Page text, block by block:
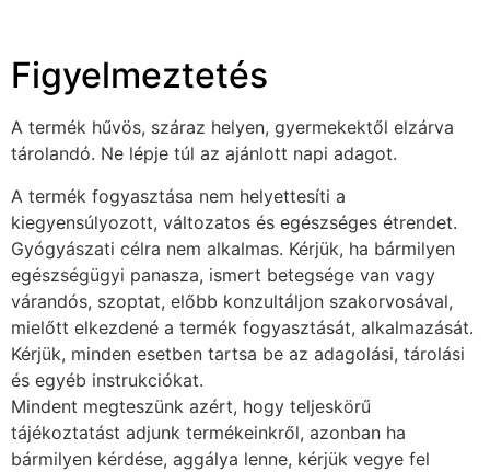
Figyelmeztetés
A termék hűvös, száraz helyen, gyermekektől elzárva
tárolandó. Ne lépje túl az ajánlott napi adagot.
A termék fogyasztása nem helyettesíti a
kiegyensúlyozott, változatos és egészséges étrendet.
Gyógyászati célra nem alkalmas. Kérjük, ha bármilyen
egészségügyi panasza, ismert betegsége van vagy
várandós, szoptat, előbb konzultáljon szakorvosával,
mielőtt elkezdené a termék fogyasztását, alkalmazását.
Kérjük, minden esetben tartsa be az adagolási, tárolási
és egyéb instrukciókat.
Mindent megteszünk azért, hogy teljeskörű
tájékoztatást adjunk termékeinkről, azonban ha
bármilyen kérdése, aggálya lenne, kérjük vegye fel